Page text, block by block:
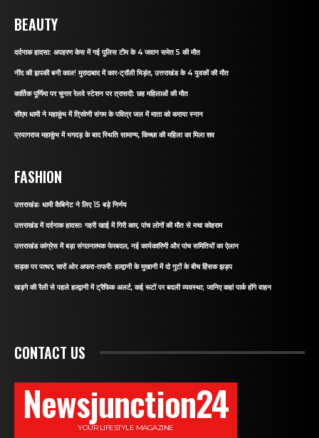
BEAUTY
दर्दनाक हादसा: अपहरण केस में गई पुलिस टीम के 4 जवान समेत 5 की मौत
नींद की झपकी बनी काल! मुरादाबाद में कार-ट्रॉली भिड़ंत, उत्तराखंड के 4 युवकों की मौत
कार्तिक पूर्णिमा पर चुनार रेलवे स्टेशन पर त्रासदी: छह महिलाओं की मौत
सीएम धामी ने महाकुंभ में त्रिवेणी संगम के पवित्र जल में माता को कराया स्नान
प्रयागराज महाकुंभ में भगदड़ के बाद स्थिति सामान्य, किच्छा की महिला का मिला शव
FASHION
उत्तराखंडः धामी कैबिनेट ने लिए 15 बड़े निर्णय
उत्तराखंड में दर्दनाक हादसाः गहरी खाई में गिरी कार, पांच लोगों की मौत से मचा कोहराम
उत्तराखंड कांग्रेस में बड़ा संगठनात्मक फेरबदल, नई कार्यकारिणी और पांच समितियों का ऐलान
सड़क पर पत्थर, चारों ओर अफरा-तफरीः हल्द्वानी के मुखानी में दो गुटों के बीच हिंसक झड़प
खड़गे की रैली से पहले हल्द्वानी में ट्रैफिक अलर्ट, कई रूटों पर बदली व्यवस्था; जानिए कहां पार्क होंगे वाहन
CONTACT US
Newsjunction24
YOUR LIFESTYLE MAGAZINE